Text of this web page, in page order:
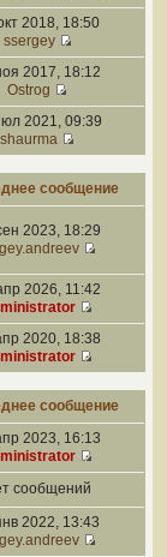
2018, 18:50
ssergey
2017, 18:12
Ostrog
2021, 09:39
shaurma
сообщение
2023, 18:29
2026, 11:42
2020, 18:38
сообщение
2023, 16:13
сообщений
2022, 13:43